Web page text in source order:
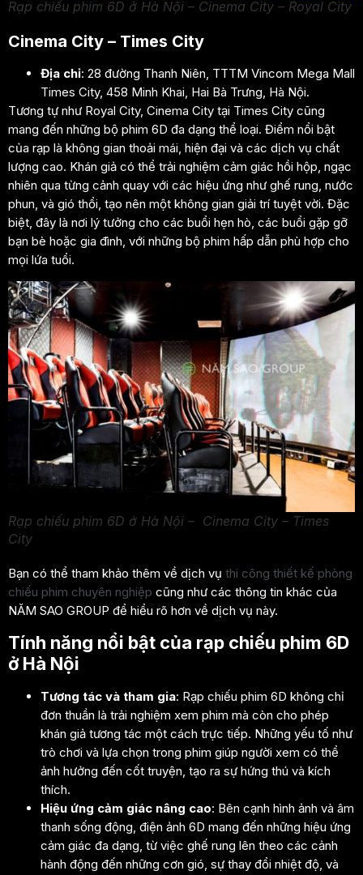
Rạp chiếu phim 6D ở Hà Nội – Cinema City – Royal City
Cinema City – Times City
Địa chỉ: 28 đường Thanh Niên, TTTM Vincom Mega Mall
Times City, 458 Minh Khai, Hai Bà Trưng, Hà Nội.
Tương tự như Royal City, Cinema City tại Times City cũng
mang đến những bộ phim 6D đa dạng thể loại. Điểm nổi bật
của rạp là không gian thoải mái, hiện đại và các dịch vụ chất
lượng cao. Khán giả có thể trải nghiệm cảm giác hồi hộp, ngạc
nhiên qua từng cảnh quay với các hiệu ứng như ghế rung, nước
phun, và gió thổi, tạo nên một không gian giải trí tuyệt vời. Đặc
biệt, đây là nơi lý tưởng cho các buổi hẹn hò, các buổi gặp gỡ
bạn bè hoặc gia đình, với những bộ phim hấp dẫn phù hợp cho
mọi lứa tuổi.
Rạp chiếu phim 6D ở Hà Nội – Cinema City – Times
City
Bạn có thể tham khảo thêm về dịch vụ thi công thiết kế phòng
chiếu phim chuyên nghiệp cũng như các thông tin khác của
NĂM SAO GROUP để hiểu rõ hơn về dịch vụ này.
Tính năng nổi bật của rạp chiếu phim 6D
ở Hà Nội
Tương tác và tham gia: Rạp chiếu phim 6D không chỉ
đơn thuần là trải nghiệm xem phim mà còn cho phép
khán giả tương tác một cách trực tiếp. Những yếu tố như
trò chơi và lựa chọn trong phim giúp người xem có thể
ảnh hưởng đến cốt truyện, tạo ra sự hứng thú và kích
thích.
Hiệu ứng cảm giác nâng cao: Bên cạnh hình ảnh và âm
thanh sống động, điện ảnh 6D mang đến những hiệu ứng
cảm giác đa dạng, từ việc ghế rung lên theo các cảnh
hành động đến những cơn gió, sự thay đổi nhiệt độ, và